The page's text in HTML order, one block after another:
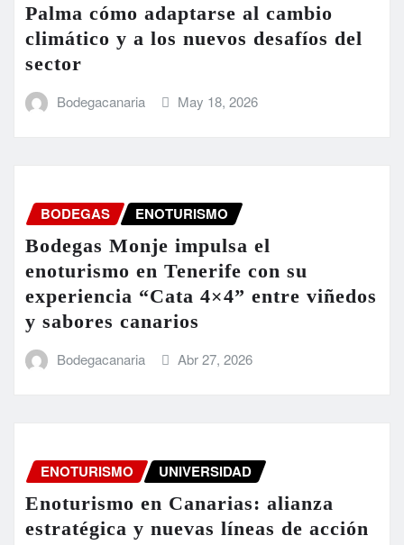
Palma cómo adaptarse al cambio
climático y a los nuevos desafíos del
sector
Bodegacanaria May 18, 2026
BODEGAS ENOTURISMO
Bodegas Monje impulsa el
enoturismo en Tenerife con su
experiencia “Cata 4×4” entre viñedos
y sabores canarios
Bodegacanaria Abr 27, 2026
ENOTURISMO UNIVERSIDAD
Enoturismo en Canarias: alianza
estratégica y nuevas líneas de acción